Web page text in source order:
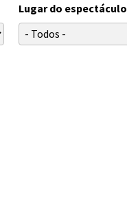
Lugar do espectáculo